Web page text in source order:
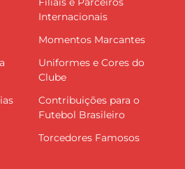
Internacionais
Momentos Marcantes
Uniformes e Cores do
Clube
Contribuições para o
Futebol Brasileiro
Torcedores Famosos